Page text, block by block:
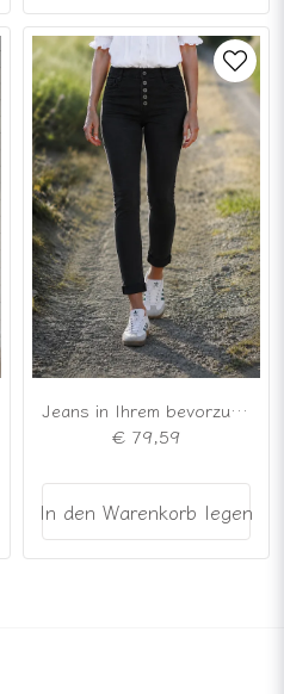
Jeans in Ihrem bevorzugten Modell, schwarz
€ 79,59
In den Warenkorb legen